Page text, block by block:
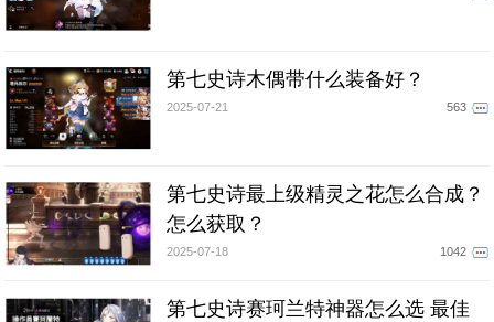
第七史诗木偶带什么装备好？
2025-07-21 563
第七史诗最上级精灵之花怎么合成？
怎么获取？
2025-07-18 1042
第七史诗赛珂兰特神器怎么选 最佳